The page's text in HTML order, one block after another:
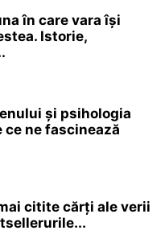
în care vara își
Istorie,
și psihologia
ce ne fascinează
citite cărți ale verii